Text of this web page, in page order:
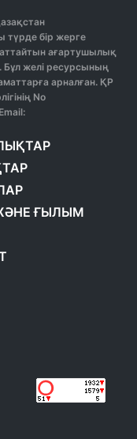
түрде бір жерге
ағартушылық
Бұл желі ресурсының
арналған. ҚР
No
ҒЫЛЫМ